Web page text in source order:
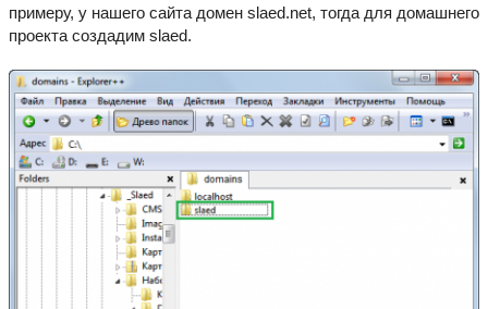
примеру, у нашего сайта домен slaed.net, тогда для домашнего
проекта создадим slaed.